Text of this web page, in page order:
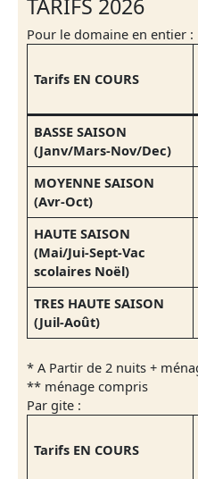
TARIFS 2026
Pour le domaine en entier :
Tarifs EN COURS
BASSE SAISON
(Janv/Mars-Nov/Dec)
MOYENNE SAISON
(Avr-Oct)
HAUTE SAISON
(Mai/Jui-Sept-Vac
scolaires Noël)
TRES HAUTE SAISON
(Juil-Août)
* A Partir de 2 nuits +
** ménage compris
Par gite :
Tarifs EN COURS